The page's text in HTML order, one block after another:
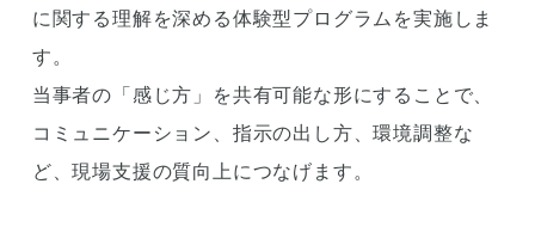
に関する理解を深める体験型プログラムを実施しま
す。
当事者の「感じ方」を共有可能な形にすることで、
コミュニケーション、指示の出し方、環境調整な
ど、現場支援の質向上につなげます。